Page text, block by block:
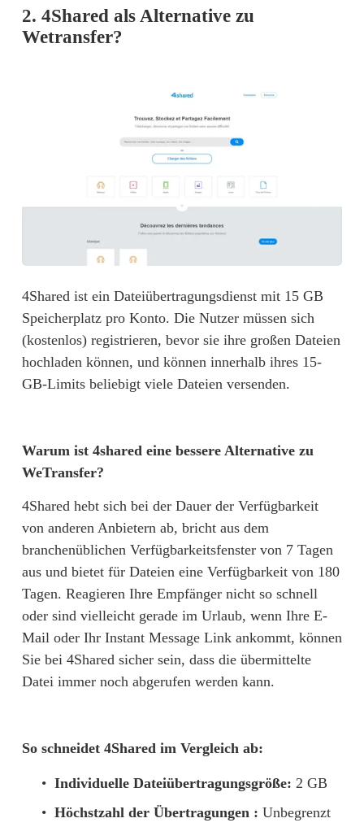
2. 4Shared als Alternative zu
Wetransfer?
4Shared ist ein Dateiübertragungsdienst mit 15 GB
Speicherplatz pro Konto. Die Nutzer müssen sich
(kostenlos) registrieren, bevor sie ihre großen Dateien
hochladen können, und können innerhalb ihres 15-
GB-Limits beliebigt viele Dateien versenden.
Warum ist 4shared eine bessere Alternative zu
WeTransfer?
4Shared hebt sich bei der Dauer der Verfügbarkeit
von anderen Anbietern ab, bricht aus dem
branchenüblichen Verfügbarkeitsfenster von 7 Tagen
aus und bietet für Dateien eine Verfügbarkeit von 180
Tagen. Reagieren Ihre Empfänger nicht so schnell
oder sind vielleicht gerade im Urlaub, wenn Ihre E-
Mail oder Ihr Instant Message Link ankommt, können
Sie bei 4Shared sicher sein, dass die übermittelte
Datei immer noch abgerufen werden kann.
So schneidet 4Shared im Vergleich ab:
Individuelle Dateiübertragungsgröße: 2 GB
Höchstzahl der Übertragungen : Unbegrenzt